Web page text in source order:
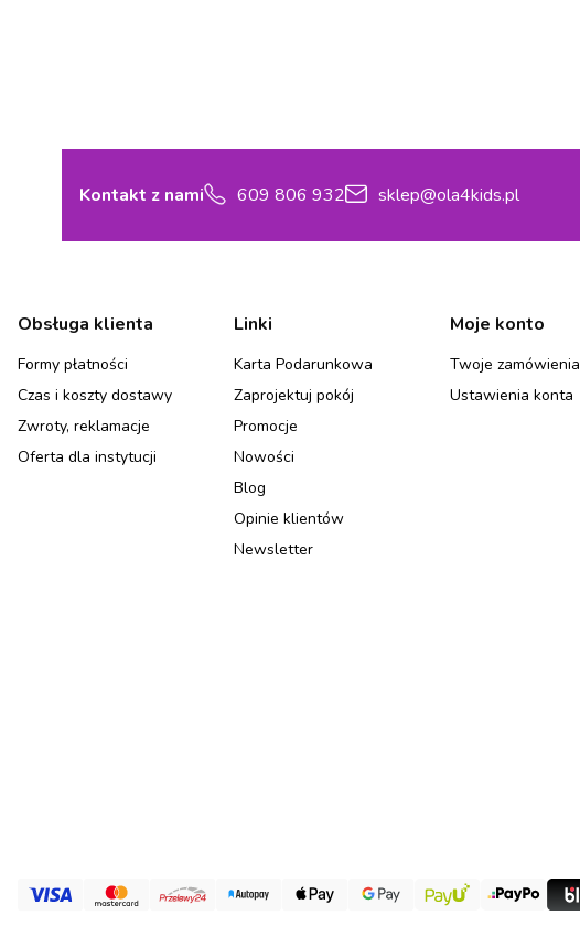
Kontakt z nami 609 806 932 sklep@ola4kids.pl
Linki w stopce
Obsługa klienta
Formy płatności
Czas i koszty dostawy
Zwroty, reklamacje
Oferta dla instytucji
Linki
Karta Podarunkowa
Zaprojektuj pokój
Promocje
Nowości
Blog
Opinie klientów
Newsletter
Moje konto
Twoje zamówienia
Ustawienia konta